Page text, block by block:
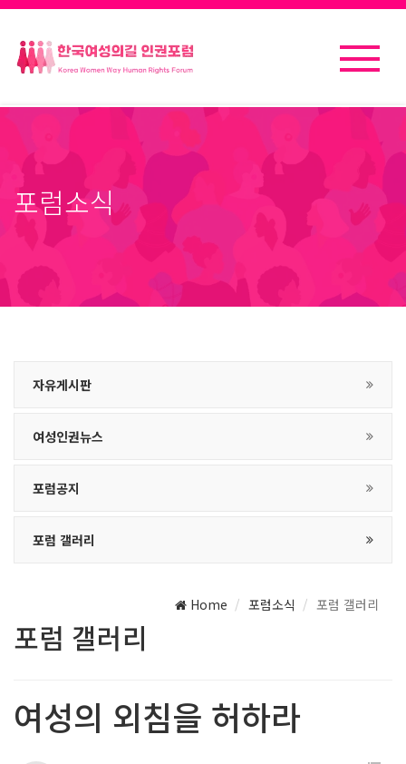
포럼소식
자유게시판
여성인권뉴스
포럼공지
포럼 갤러리
Home 포럼소식 포럼 갤러리
포럼 갤러리
여성의 외침을 허하라